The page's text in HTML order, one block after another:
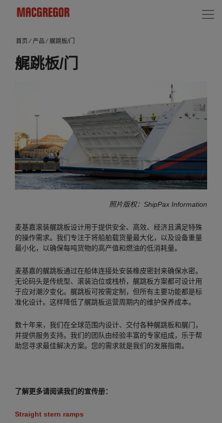
首页 ⁄ 产品 ⁄ 艉跳板/门
艉跳板/门
照片版权：ShipPax Information
麦基嘉滚装艉跳板设计用于提供安全、高效、经济且满足特殊
的操作需求。我们专注于将船舶载货量最大化，以及设备重量
最小化，以确保每吨货物的高产值和燃油的低消耗量。
麦基嘉的艉跳板通过在船体连接处安装橡皮密封来确保水密。
无论码头是传统型、滚装泊位或栈桥，艉跳板方案都可设计用
于应对潮汐变化。艉跳板可按需定制，但所有主要功能都是标
准化设计。这样降低了艉跳板运营周期内的维护保养成本。
数十年来，我们在全球范围内设计、交付各种艉跳板和艉门，
并提供服务支持。我们的团队由经验丰富的专家组成，乐于帮
助您寻求最佳解决方案。您的需求就是我们的发展指南。
了解更多请阅读我们的宣传册：
Straight stern ramps